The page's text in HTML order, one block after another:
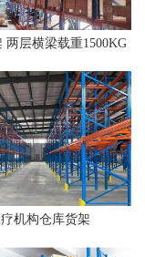
两层横梁载重1500KG
疗机构仓库货架